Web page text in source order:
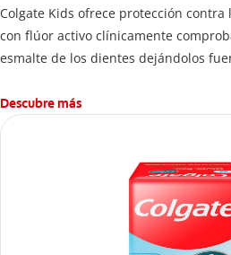
Colgate Kids ofrece protección contra
con flúor activo clínicamente
esmalte de los dientes dejándolos
Descubre más